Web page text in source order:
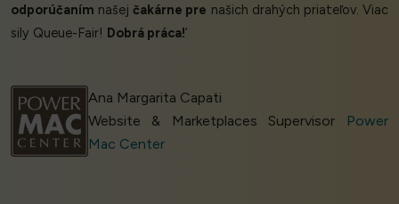
odporúčaním našejčakárne pre našich drahých priateľov. Viac
sily Queue-Fair! Dobrá práca!’
Ana Margarita Capati
Website & Marketplaces Supervisor
Power
Mac Center